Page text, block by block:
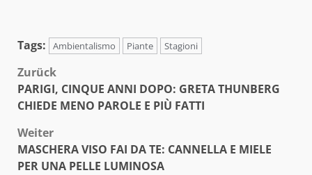
Tags: Ambientalismo Piante Stagioni
Beitragsnavigation
Zurück
PARIGI, CINQUE ANNI DOPO: GRETA THUNBERG
CHIEDE MENO PAROLE E PIÙ FATTI
Weiter
MASCHERA VISO FAI DA TE: CANNELLA E MIELE
PER UNA PELLE LUMINOSA